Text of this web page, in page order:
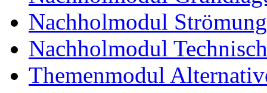
Nachholmodul
Nachholmodul
Themenmodul